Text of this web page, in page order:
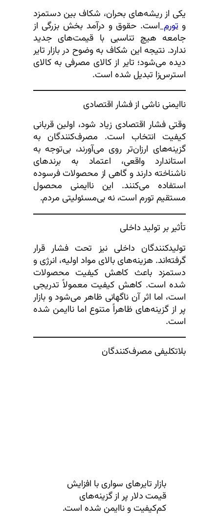
یکی از ریشه‌های بحران، شکاف بین دستمزد
وتورماست. حقوق و درآمد بخش بزرگی از
جامعه هیچ تناسبی با قیمت‌های جدید
ندارد. نتیجه این شکاف به وضوح در بازار تایر
دیده می‌شود؛ تایر از کالای مصرفی به کالای
استرس‌زا تبدیل شده است.
ناایمنی ناشی از فشار اقتصادی
وقتی فشار اقتصادی زیاد شود، اولین قربانی
کیفیت انتخاب است. مصرف‌کنندگان به
گزینه‌های ارزان‌تر روی می‌آورند، بی‌توجه به
استاندارد واقعی، اعتماد به برندهای
ناشناخته دارند و گاهی از محصولات فرسوده
استفاده می‌کنند. این ناایمنی محصول
مستقیم تورم است، نه بی‌مسئولیتی مردم.
تأثیر بر تولید داخلی
تولیدکنندگان داخلی نیز تحت فشار قرار
گرفته‌اند. هزینه‌های بالای مواد اولیه، انرژی و
دستمزد باعث کاهش کیفیت محصولات
شده است. کاهش کیفیت معمولاً تدریجی
است، اما اثر آن ناگهانی ظاهر می‌شود و بازار
پر از گزینه‌های ظاهراً متنوع اما ناایمن شده
است.
بلاتکلیفی مصرف‌کنندگان
بازار تایرهای سواری با افزایش
قیمت دلار پر از گزینه‌های
کم‌کیفیت و ناایمن شده است.